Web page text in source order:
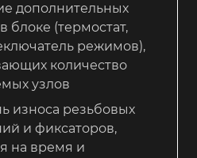
дополнительных
блоке (термостат,
режимов),
количество
узлов
износа резьбовых
и фиксаторов,
на время и